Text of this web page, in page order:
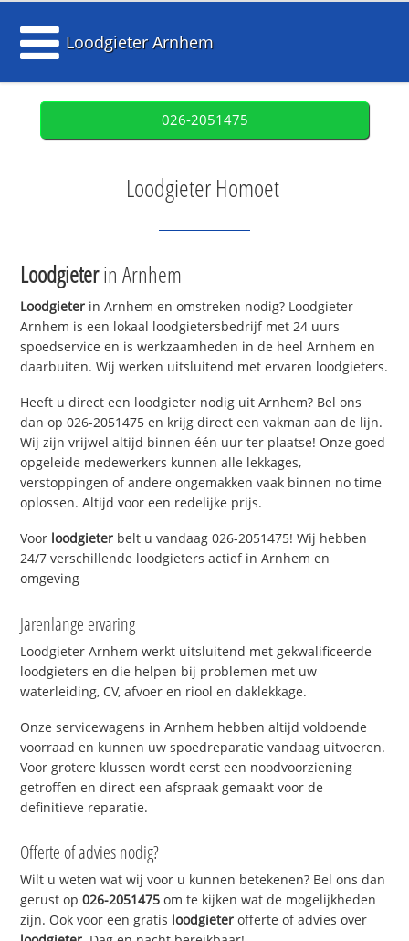
Loodgieter Arnhem
026-2051475
Loodgieter Homoet
Loodgieterin Arnhem
Loodgieter in Arnhem en omstreken nodig? Loodgieter
Arnhem is een lokaal loodgietersbedrijf met 24 uurs
spoedservice en is werkzaamheden in de heel Arnhem en
daarbuiten. Wij werken uitsluitend met ervaren loodgieters.
Heeft u direct een loodgieter nodig uit Arnhem? Bel ons
dan op 026-2051475 en krijg direct een vakman aan de lijn.
Wij zijn vrijwel altijd binnen één uur ter plaatse! Onze goed
opgeleide medewerkers kunnen alle lekkages,
verstoppingen of andere ongemakken vaak binnen no time
oplossen. Altijd voor een redelijke prijs.
Voor loodgieter belt u vandaag 026-2051475! Wij hebben
24/7 verschillende loodgieters actief in Arnhem en
omgeving
Jarenlange ervaring
Loodgieter Arnhem werkt uitsluitend met gekwalificeerde
loodgieters en die helpen bij problemen met uw
waterleiding, CV, afvoer en riool en daklekkage.
Onze servicewagens in Arnhem hebben altijd voldoende
voorraad en kunnen uw spoedreparatie vandaag uitvoeren.
Voor grotere klussen wordt eerst een noodvoorziening
getroffen en direct een afspraak gemaakt voor de
definitieve reparatie.
Offerte of advies nodig?
Wilt u weten wat wij voor u kunnen betekenen? Bel ons dan
gerust op026-2051475 om te kijken wat de mogelijkheden
zijn. Ook voor een gratis loodgieter offerte of advies over